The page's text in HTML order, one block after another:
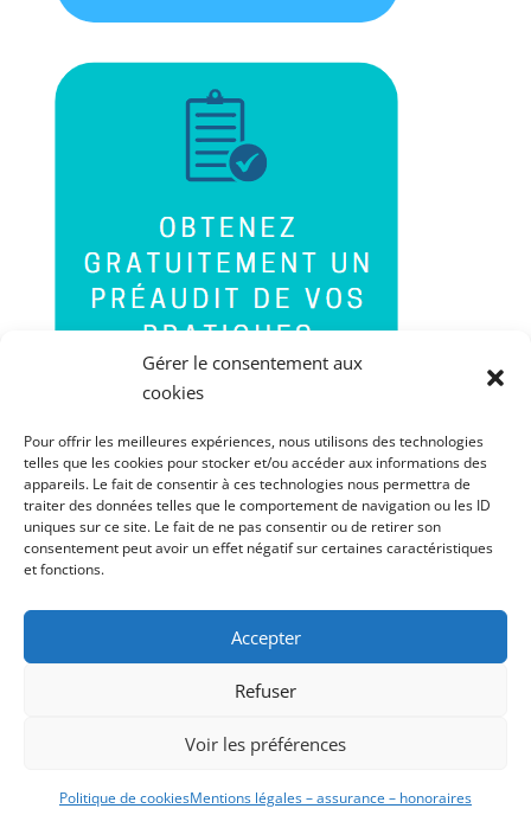
Gérer le consentement aux
cookies
Pour offrir les meilleures expériences, nous utilisons des technologies
telles que les cookies pour stocker et/ou accéder aux informations des
appareils. Le fait de consentir à ces technologies nous permettra de
traiter des données telles que le comportement de navigation ou les ID
uniques sur ce site. Le fait de ne pas consentir ou de retirer son
consentement peut avoir un effet négatif sur certaines caractéristiques
et fonctions.
Accepter
Refuser
Voir les préférences
Politique de cookiesMentions légales – assurance – honoraires
PORTABLE : 06 60 85 41 84
FIXE : 03 67 70 03 90
HONORAIRES – RÉCLAMATIONS